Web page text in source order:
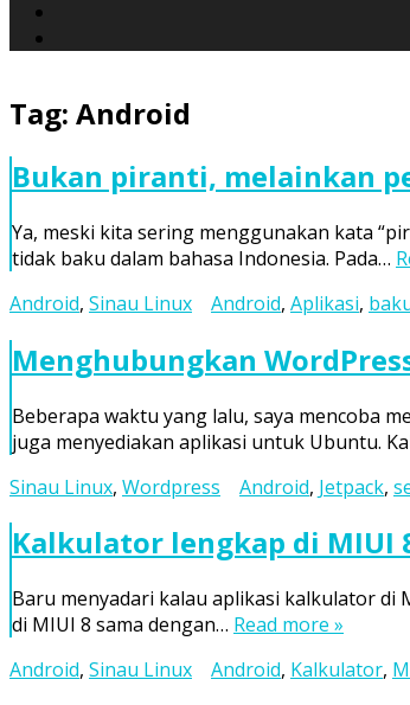
Tag: Android
Bukan piranti, melainkan
Ya, meski kita sering menggunakan kata
tidak baku dalam bahasa Indonesia. Pada…
Android, Sinau Linux Android, Aplikasi,
Menghubungkan
Beberapa waktu yang lalu, saya mencoba
juga menyediakan aplikasi untuk Ubuntu.
Sinau Linux, Wordpress Android, Jetpack,
Kalkulator lengkap di MIUI
Baru menyadari kalau aplikasi kalkulator di
di MIUI 8 sama dengan… Read more »
Android, Sinau Linux Android, Kalkulator,